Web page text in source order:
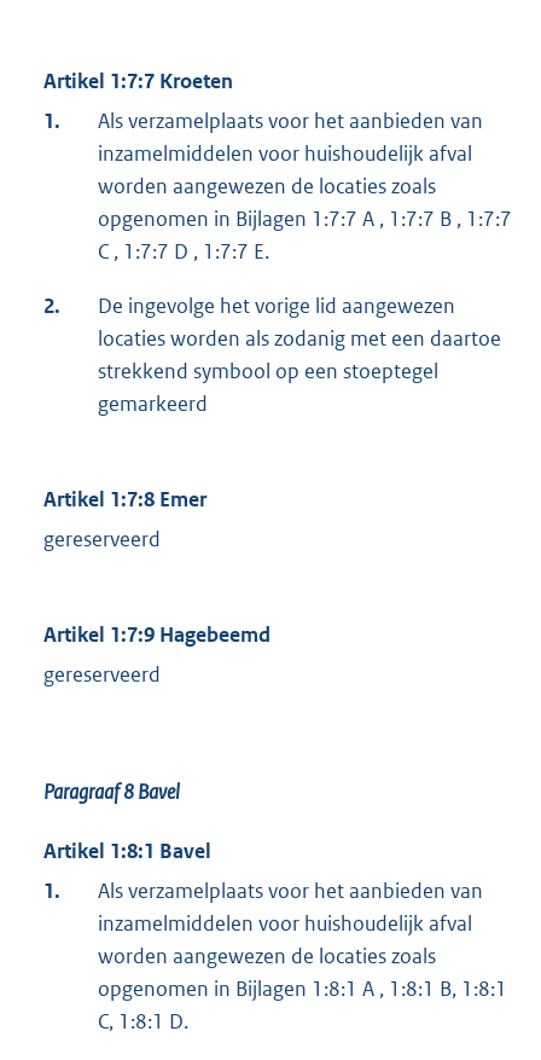
Artikel 1:7:7 Kroeten
1.
Als verzamelplaats voor het aanbieden van
inzamelmiddelen voor huishoudelijk afval
worden aangewezen de locaties zoals
opgenomen in Bijlagen 1:7:7 A , 1:7:7 B , 1:7:7
C , 1:7:7 D , 1:7:7 E.
2.
De ingevolge het vorige lid aangewezen
locaties worden als zodanig met een daartoe
strekkend symbool op een stoeptegel
gemarkeerd
Artikel 1:7:8 Emer
gereserveerd
Artikel 1:7:9 Hagebeemd
gereserveerd
Paragraaf 8Bavel
Artikel 1:8:1 Bavel
1.
Als verzamelplaats voor het aanbieden van
inzamelmiddelen voor huishoudelijk afval
worden aangewezen de locaties zoals
opgenomen in Bijlagen 1:8:1 A , 1:8:1 B, 1:8:1
C, 1:8:1 D.